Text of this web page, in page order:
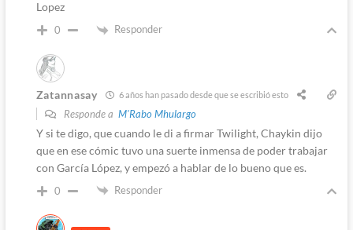
Lopez
0 Responder
Zatannasay 6 años han pasado desde que se escribió esto
Responde a M'Rabo Mhulargo
Y si te digo, que cuando le di a firmar Twilight, Chaykin dijo
que en ese cómic tuvo una suerte inmensa de poder trabajar
con García López, y empezó a hablar de lo bueno que es.
0 Responder